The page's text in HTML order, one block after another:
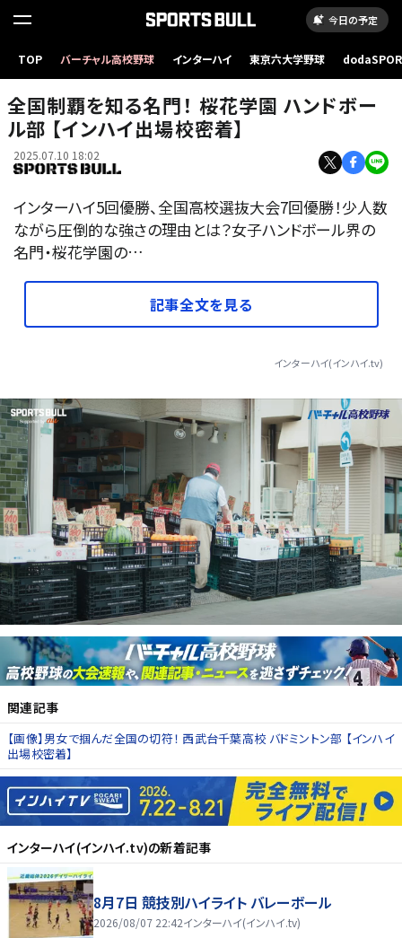
今日の予定
TOP バーチャル高校野球 インターハイ 東京六大学野球
全国制覇を知る名門！ 桜花学園 ハンドボー
ル部 【インハイ出場校密着】
2025.07.10 18:02
インターハイ5回優勝、全国高校選抜大会7回優勝！少人数
ながら圧倒的な強さの理由とは？女子ハンドボール界の
名門・桜花学園の…
記事全文を見る
インターハイ(インハイ.tv)
関連記事
【画像】男女で掴んだ全国の切符！ 西武台千葉高校 バドミントン部 【インハイ
出場校密着】
インターハイ(インハイ.tv)の新着記事
8月7日 競技別ハイライト バレーボール
2026/08/07 22:42インターハイ(インハイ.tv)